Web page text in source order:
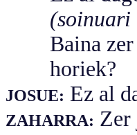
(soinuari
Baina zer
horiek?
JOSUE: Ez al
ZAHARRA: Zer